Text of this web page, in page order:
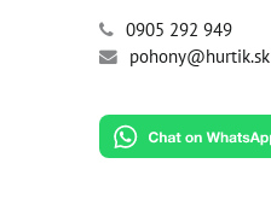
0905 292 949
pohony@hurtik.sk